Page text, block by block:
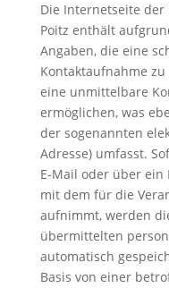
Die Internetseite
Poitz enthält
Angaben, die eine
Kontaktaufnahme
eine unmittelbare
ermöglichen, was
der sogenannten
Adresse) umfasst.
E-Mail oder über
mit dem für die
aufnimmt, werden
übermittelten
automatisch
Basis von einer